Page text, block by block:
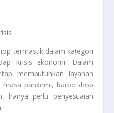
termasuk dalam kategori
krisis ekonomi. Dalam
membutuhkan layanan
pandemi, barbershop
hanya perlu penyesuaian